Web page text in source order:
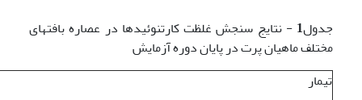
جدول1 - نتایج سنجش غلظت کارتنوئیدها در عصاره بافتهای
مختلف ماهیان پرت در پایان دوره آزمایش
تیمار